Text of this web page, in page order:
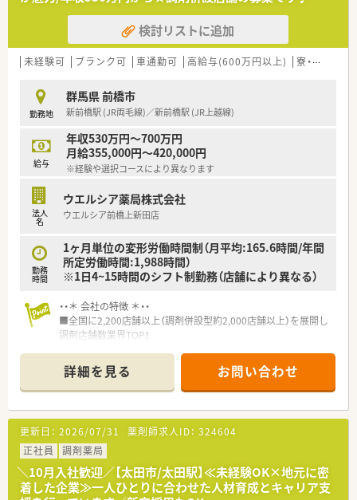
検討リストに追加
未経験可 ブランク可 車通勤可 高給与(600万円以上) 寮・借上社宅あり
勤務地
群馬県 前橋市
新前橋駅 (JR両毛線)／新前橋駅 (JR上越線)
給与
年収530万円～700万円
月給355,000円～420,000円
※経験や選択コースにより異なります
法人
名
ウエルシア薬局株式会社
ウエルシア前橋上新田店
勤務
時間
1ヶ月単位の変形労働時間制（月平均:165.6時間/年間
所定労働時間:1,988時間）
※1日4~15時間のシフト制勤務（店舗により異なる）
・・＊ 会社の特徴 ＊・・
■全国に2,200店舗以上（調剤併設型約2,000店舗以上）を展開し
調剤店舗数業界TOP！
頑張り次第で高給与も可能！
■経験や勤務コースによりますが、経験の少ない方でも500万前
半スタートと業界TOP水準！
■職種や職域に合わせ、豊富な社内研修や外部組織と連携した研
修を用意されています
■薬剤師が中心の会社だからこそ活躍できるキャリアパスが多
種多様に用意されています。
■店舗拡大に伴い、エリアマネジャーや営業部長等のマネジメン
トのポジションも増えます。
■在宅や教育等の専門性を活かせるスペシャリストを目指すこ
詳細を見る お問い合わせ
更新日： 2026/07/31 薬剤師求人ID： 324604
正社員
調剤薬局
＼10月入社歓迎／【太田市/太田駅】≪未経験OK×地元に密
着した企業≫一人ひとりに合わせた人材育成とキャリア支